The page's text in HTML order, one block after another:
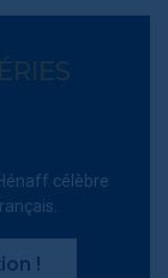
célèbre
!